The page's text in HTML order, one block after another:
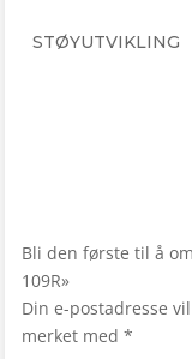
STØYUTVIKLING
Bli den første til å
109R»
Din e-postadresse
merket med *